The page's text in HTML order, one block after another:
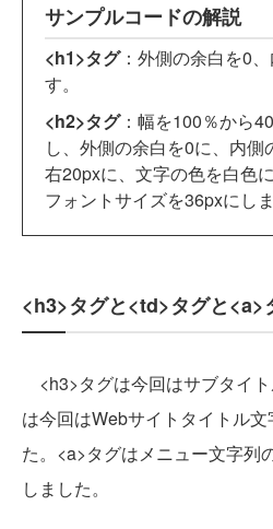
サンプルコードの解説
<h1>タグ：外側の余白を0
す。
<h2>タグ：幅を100％から
し、外側の余白を0に、内
右20pxに、文字の色を白色
フォントサイズを36pxにしま
<h3>タグと<td>タグと<a>
<h3>タグは今回はサブタイ
は今回はWebサイトタイトル
た。<a>タグはメニュー文字列
しました。